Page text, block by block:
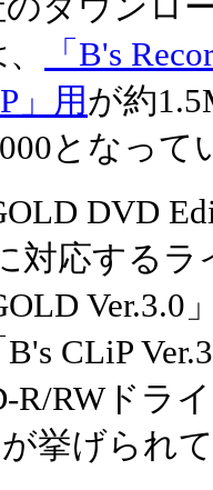
ダウンロ
「B's
」用が約
となって
DVD
対応する
CLiP
R/RWドラ
挙げられ